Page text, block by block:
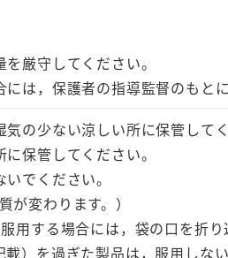
厳守してください。
には，保護者の指導監督のもと
の少ない涼しい所に保管してく
保管してください。
でください。
が変わります。）
用する場合には，袋の口を折
載）を過ぎた製品は，服用しな